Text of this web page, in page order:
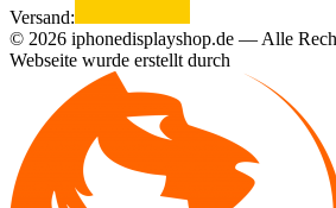
Versand:
© 2026 iphonedisplayshop.de — Alle
Webseite wurde erstellt durch